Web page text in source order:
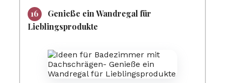
Genieße ein Wandregal für
Lieblingsprodukte